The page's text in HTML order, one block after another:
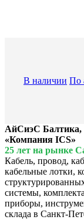
В наличии По
АйСиэС Балтика,
«Компания ICS»
25 лет на рынке
Кабель, провод,
кабельные лотки,
системы,
приборы,
склада в Санкт-